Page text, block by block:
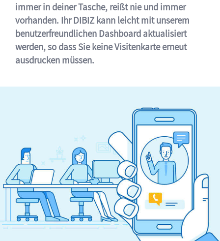
immer in deiner Tasche, reißt nie und immer
vorhanden. Ihr DIBIZ kann leicht mit unserem
benutzerfreundlichen Dashboard aktualisiert
werden, so dass Sie keine Visitenkarte erneut
ausdrucken müssen.